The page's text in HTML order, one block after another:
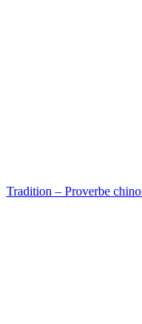
Tradition – Proverbe